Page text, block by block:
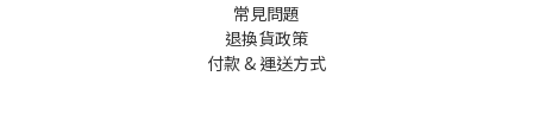
常見問題
退換貨政策
付款 & 運送方式